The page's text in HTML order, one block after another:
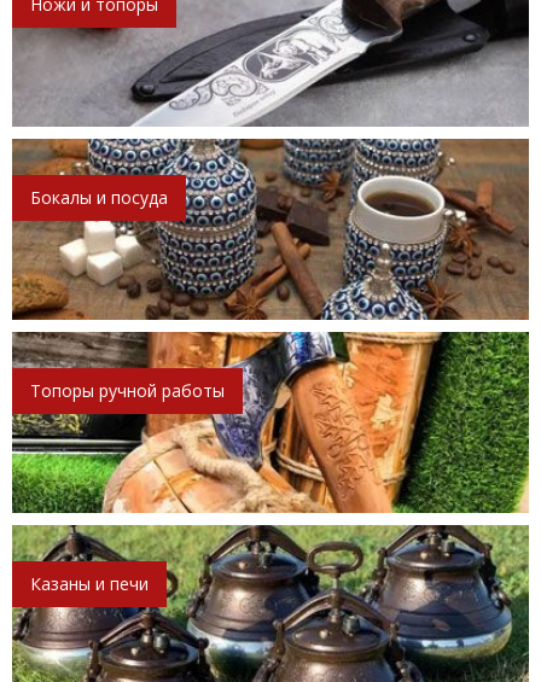
Бокалы и посуда
Топоры ручной работы
Казаны и печи